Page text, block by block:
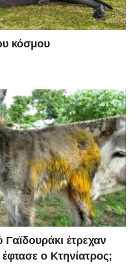
κόσμου
έτρεχαν
ο Κτηνίατρος;